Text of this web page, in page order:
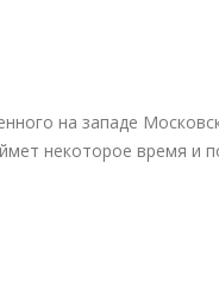
на западе
некоторое время и